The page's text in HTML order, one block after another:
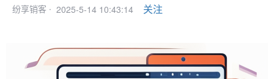
纷享销客 · 2025-5-14 10:43:14 关注